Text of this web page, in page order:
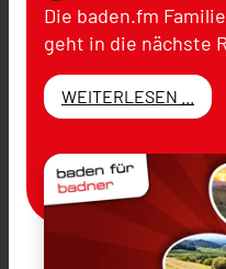
Die baden.fm
geht in die nächste
WEITERLESEN ...